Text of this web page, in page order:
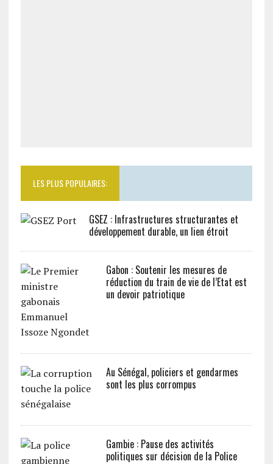
LES PLUS POPULAIRES:
GSEZ : Infrastructures structurantes et
développement durable, un lien étroit
Gabon : Soutenir les mesures de
réduction du train de vie de l’Etat est
un devoir patriotique
Au Sénégal, policiers et gendarmes
sont les plus corrompus
Gambie : Pause des activités
politiques sur décision de la Police